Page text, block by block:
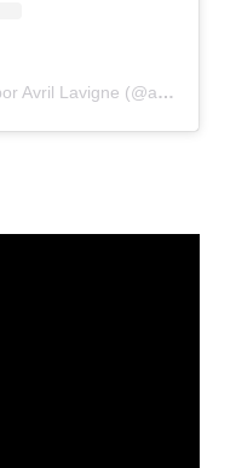
Lavigne (@avrillavigne)